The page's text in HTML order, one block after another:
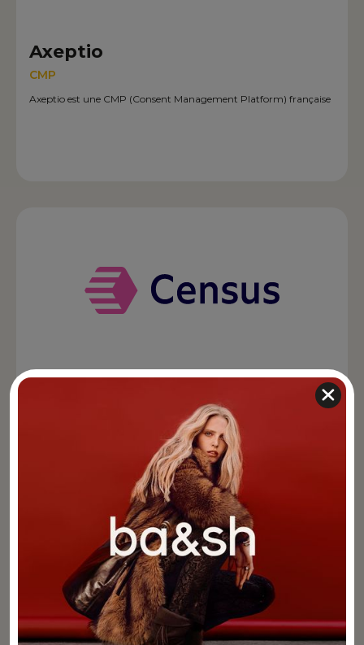
Axeptio
CMP
Axeptio est une CMP (Consent Management Platform) française
Census